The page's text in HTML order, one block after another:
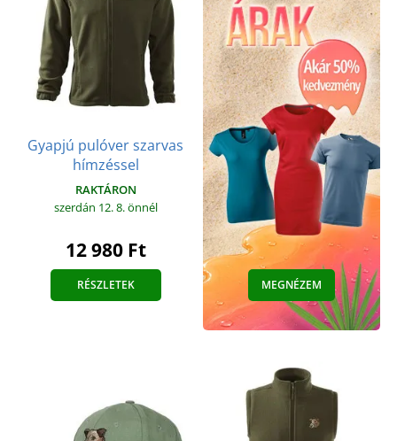
Gyapjú pulóver szarvas
hímzéssel
RAKTÁRON
szerdán 12. 8.önnél
12 980 Ft
RÉSZLETEK MEGNÉZEM